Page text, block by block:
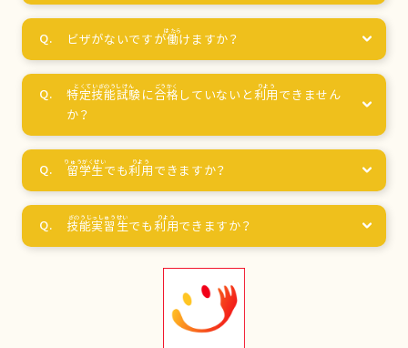
ビザがないですが働けますか？
特定技能試験に合格 していないと利用 できません
か？
留学生でも利用 できますか？
技能実習生でも利用できますか？